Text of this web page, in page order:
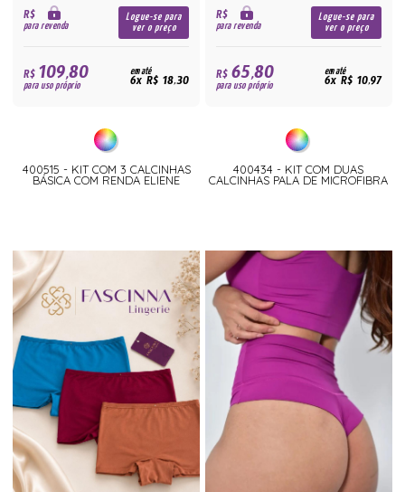
R$
para revenda
Logue-se para
ver o preço
R$109,80
para uso próprio
em até
6x R$ 18,30
400515 - KIT COM 3 CALCINHAS
BÁSICA COM RENDA ELIENE
R$
para revenda
Logue-se para
ver o preço
R$65,80
para uso próprio
em até
6x R$ 10,97
400434 - KIT COM DUAS
CALCINHAS PALA DE MICROFIBRA